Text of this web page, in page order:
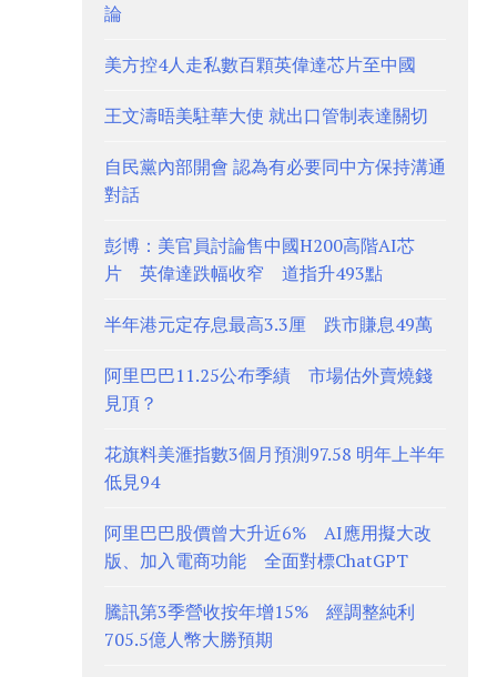
論
美方控4人走私數百顆英偉達芯片至中國
王文濤晤美駐華大使 就出口管制表達關切
自民黨內部開會 認為有必要同中方保持溝通
對話
彭博：美官員討論售中國H200高階AI芯
片 英偉達跌幅收窄 道指升493點
半年港元定存息最高3.3厘 跌市賺息49萬
阿里巴巴11.25公布季績 市場估外賣燒錢
見頂？
花旗料美滙指數3個月預測97.58 明年上半年
低見94
阿里巴巴股價曾大升近6% AI應用擬大改
版、加入電商功能 全面對標ChatGPT
騰訊第3季營收按年增15% 經調整純利
705.5億人幣大勝預期